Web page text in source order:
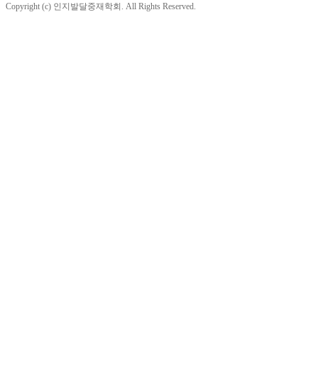
Copyright (c) 인지발달중재학회 . All Rights Reserved.